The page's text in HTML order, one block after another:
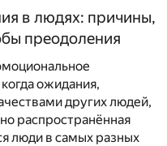
в людях: причины,
преодоления
ожидания,
других людей,
распространённая
люди в самых разных